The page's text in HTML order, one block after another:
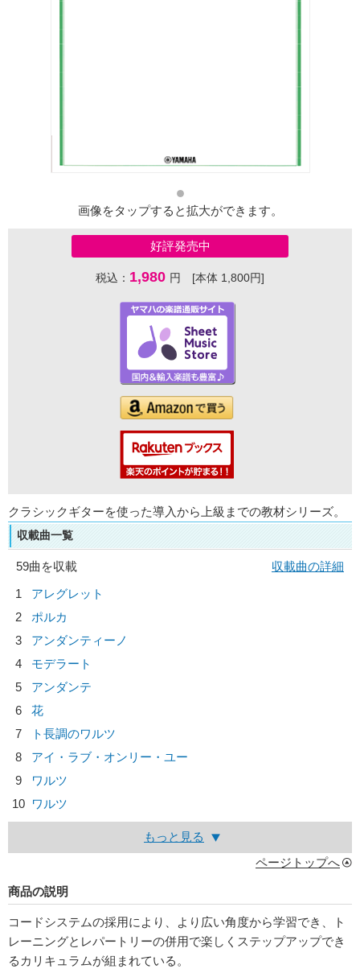
画像をタップすると拡大ができます。
好評発売中
税込： 1,980 円 [本体 1,800円]
クラシックギターを使った導入から上級までの教材シリーズ。
収載曲一覧
59曲を収載
収載曲の詳細
1
アレグレット
2
ポルカ
3
アンダンティーノ
4
モデラート
5
アンダンテ
6
花
7
ト長調のワルツ
8
アイ・ラブ・オンリー・ユー
9
ワルツ
10 ワルツ
もっと見る
ページトップへ
商品の説明
コードシステムの採用により、より広い角度から学習でき、ト
レーニングとレパートリーの併用で楽しくステップアップでき
るカリキュラムが組まれている。